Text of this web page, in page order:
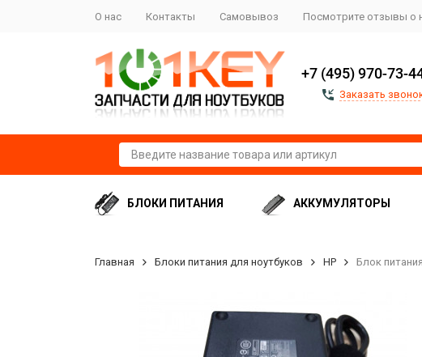
О нас Контакты Самовывоз Посмотрите отзывы о
+7 (495) 970-73-
Заказать
БЛОКИ ПИТАНИЯ АККУМУЛЯТОРЫ
Главная Блоки питания для ноутбуков HP Блок